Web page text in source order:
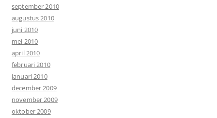
september 2010
augustus 2010
juni 2010
mei 2010
april 2010
februari 2010
januari 2010
december 2009
november 2009
oktober 2009